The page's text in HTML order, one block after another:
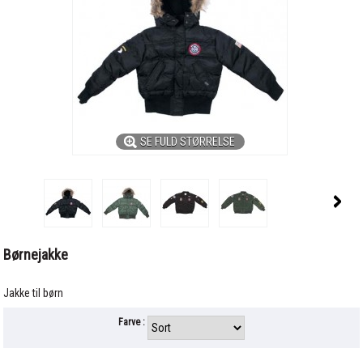
SE FULD STØRRELSE
Børnejakke
Jakke til børn
Farve :